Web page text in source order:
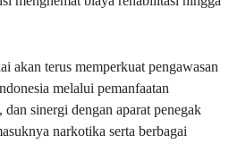
akan terus memperkuat pengawasan
melalui pemanfaatan
sinergi dengan aparat penegak
narkotika serta berbagai